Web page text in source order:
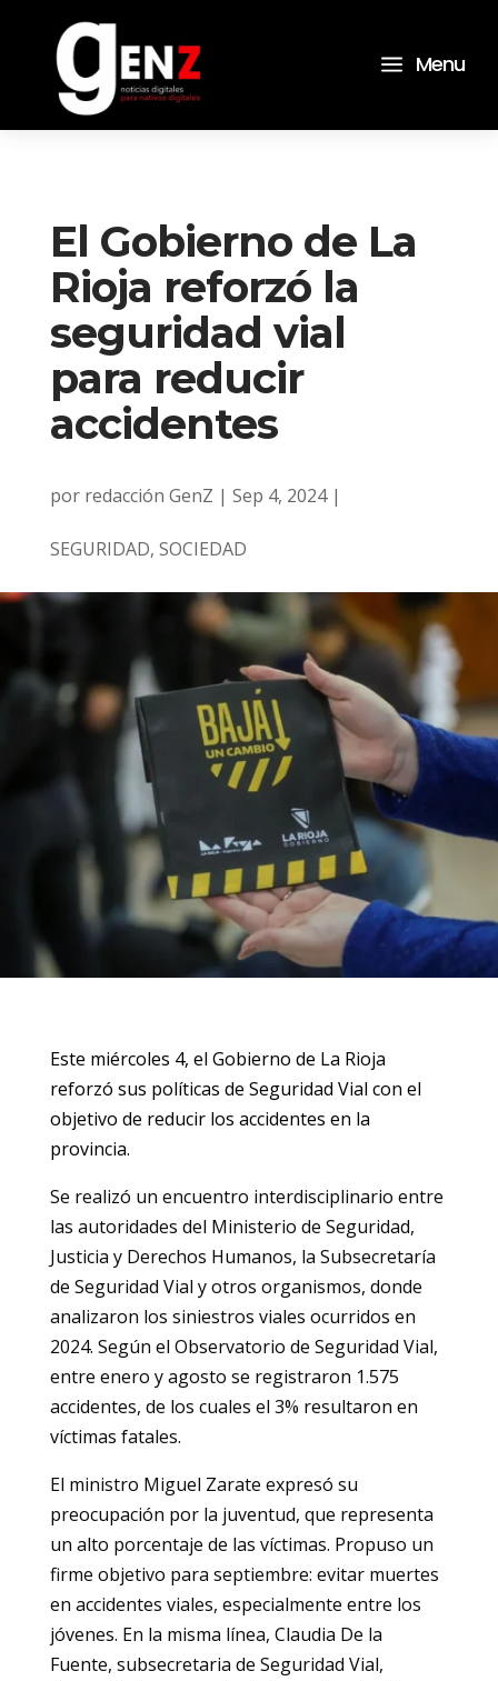
a Menu
El Gobierno de La
Rioja reforzó la
seguridad vial
para reducir
accidentes
por redacción GenZ | Sep 4, 2024|
SEGURIDAD, SOCIEDAD
Este miércoles 4, el Gobierno de La Rioja
reforzó sus políticas de Seguridad Vial con el
objetivo de reducir los accidentes en la
provincia.
Se realizó un encuentro interdisciplinario entre
las autoridades del Ministerio de Seguridad,
Justicia y Derechos Humanos, la Subsecretaría
de Seguridad Vial y otros organismos, donde
analizaron los siniestros viales ocurridos en
2024. Según el Observatorio de Seguridad Vial,
entre enero y agosto se registraron 1.575
accidentes, de los cuales el 3% resultaron en
víctimas fatales.
El ministro Miguel Zarate expresó su
preocupación por la juventud, que representa
un alto porcentaje de las víctimas. Propuso un
firme objetivo para septiembre: evitar muertes
en accidentes viales, especialmente entre los
jóvenes. En la misma línea, Claudia De la
Fuente, subsecretaria de Seguridad Vial,